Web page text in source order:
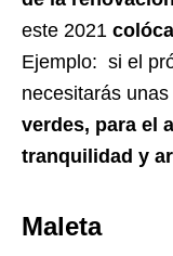
este 2021
Ejemplo: si el
necesitarás unas
verdes, para el
tranquilidad y
Maleta